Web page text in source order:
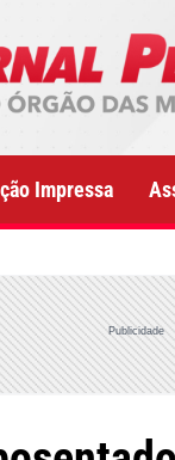
Impressa
Publicidade